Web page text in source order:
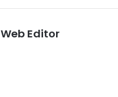
Web Editor